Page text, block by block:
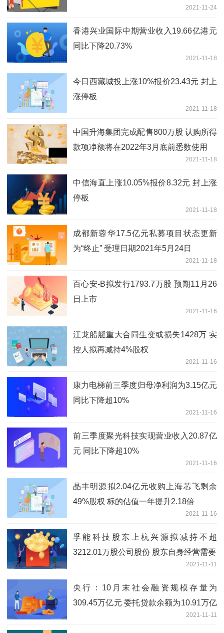
2021-11-24
香港兴业国际中期营业收入19.66亿港元
同比下降20.73%
2021-11-18
今日西藏城投上涨10%报价23.43元 封上
涨停板
2021-11-18
中国升海集团完成配售800万股 认购所得
款项净额将在2022年3月底前悉数使用
2021-11-18
中信海直上涨10.05%报价8.32元 封上涨
停板
2021-11-18
成都新蓉华17.5亿元私募项目状态更新
为“终止” 受理日期2021年5月24日
2021-11-18
百心安-B拟发行1793.7万股 预期11月26
日上市
2021-11-16
江龙船艇重大合同生变或损失1428万 实
控人拟再减持4%股权
2021-11-16
康力电梯前三季度归母净利润为3.15亿元
同比下降超10%
2021-11-16
前三季度聚光科技实现营业收入20.87亿
元 同比下降超10%
2021-11-16
晶丰明源拟2.04亿元收购上海芯飞剩余
49%股权 标的估值一年提升2.18倍
2021-11-16
孚能科技股东上杭兴源拟减持不超
3212.01万股公司股份 股东自身经营需要
2021-11-11
央行：10月末社会融资规模存量为
309.45万亿元 委托贷款余额为10.91万亿
2021-11-11